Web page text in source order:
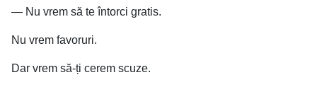
— Nu vrem să te întorci gratis.
Nu vrem favoruri.
Dar vrem să-ți cerem scuze.